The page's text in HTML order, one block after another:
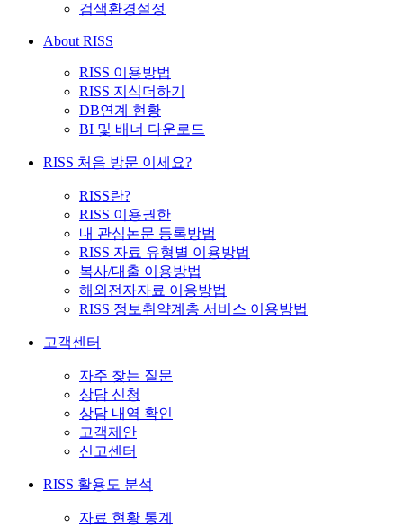
검색환경설정
About RISS
RISS 이용방법
RISS 지식더하기
DB연계 현황
BI 및 배너 다운로드
RISS 처음 방문 이세요?
RISS란?
RISS 이용권한
내 관심논문 등록방법
RISS 자료 유형별 이용방법
복사/대출 이용방법
해외전자자료 이용방법
RISS 정보취약계층 서비스 이용방법
고객센터
자주 찾는 질문
상담 신청
상담 내역 확인
고객제안
신고센터
RISS 활용도 분석
자료 현황 통계